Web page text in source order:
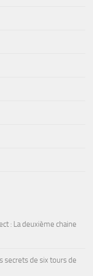
: La deuxième chaine
secrets de six tours de